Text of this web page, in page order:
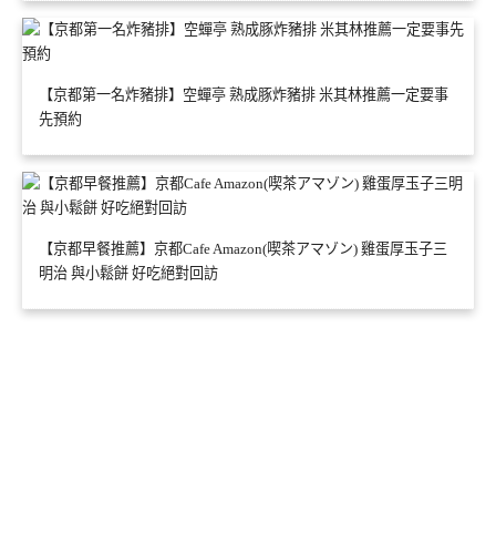
【京都第一名炸豬排】空蟬亭 熟成豚炸豬排 米其林推薦一定要事
先預約
【京都早餐推薦】京都Cafe Amazon(喫茶アマゾン) 雞蛋厚玉子三
明治 與小鬆餅 好吃絕對回訪